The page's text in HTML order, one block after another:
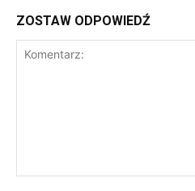
ZOSTAW ODPOWIEDŹ